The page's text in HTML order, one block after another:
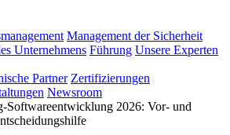
Management der Sicherheit
Unternehmens Führung Unsere Experten
Partner Zertifizierungen
Newsroom
Softwareentwicklung 2026: Vor- und